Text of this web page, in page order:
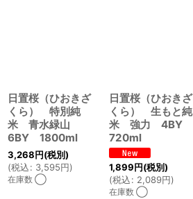
日置桜（ひおきざ
くら） 特別純
米 青水緑山
6BY 1800ml
3,268円(税別)
(税込: 3,595円)
在庫数 ◯
日置桜（ひおきざ
くら） 生もと純
米 強力 4BY
720ml
1,899円(税別)
(税込: 2,089円)
在庫数 ◯